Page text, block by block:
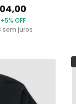
+5% OFF
sem juros